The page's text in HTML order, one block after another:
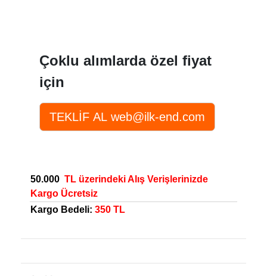
Çoklu alımlarda özel fiyat
için
50.000 TL üzerindeki Alış Verişlerinizde
Kargo Ücretsiz
Kargo Bedeli: 350 TL